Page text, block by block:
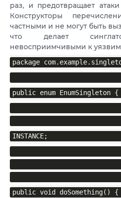
раз, и предотвращает
Конструкторы
частными и не могут быть
что делает
невосприимчивыми к
package
public enum EnumSingleton {
INSTANCE;
public void doSomething() {